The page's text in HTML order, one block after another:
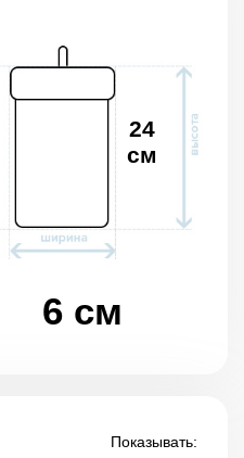
6 см
24
см
Показывать: